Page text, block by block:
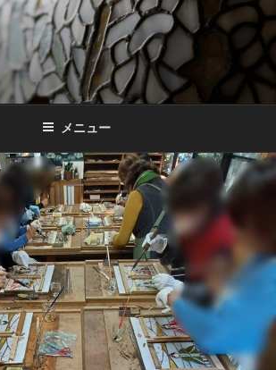
房 大家勝 奈良 生駒 新石切 教室
メニュー